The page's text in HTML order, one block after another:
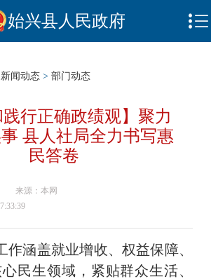
始兴县人民政府
新闻动态 > 部门动态
践行正确政绩观】聚力
县人社局全力书写惠
民答卷
来源：本网
作涵盖就业增收、权益保障、
民生领域，紧贴群众生活、